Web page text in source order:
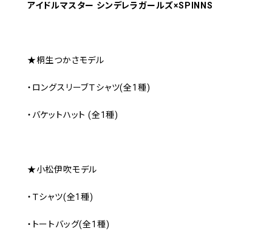
アイドルマスター シンデレラガールズ×SPINNS
★桐生つかさモデル
・ロングスリーブＴシャツ(全1種)
・バケットハット (全1種)
★小松伊吹モデル
・Ｔシャツ(全1種)
・トートバッグ(全1種)